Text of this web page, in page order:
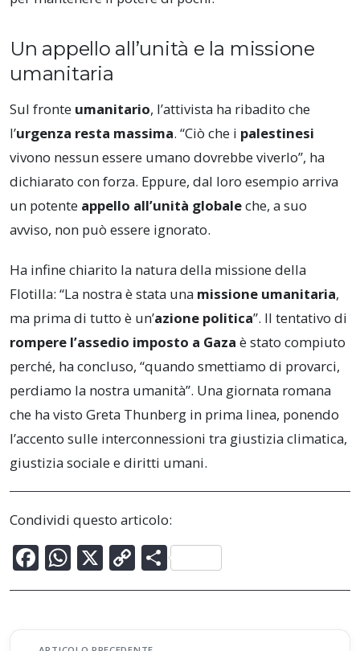
Un appello all’unità e la missione
umanitaria
Sul fronte umanitario, l’attivista ha ribadito che
l’urgenza resta massima. “Ciò che i palestinesi
vivono nessun essere umano dovrebbe viverlo”, ha
dichiarato con forza. Eppure, dal loro esempio arriva
un potente appello all’unità globaleche, a suo
avviso, non può essere ignorato.
Ha infine chiarito la natura della missione della
Flotilla: “La nostra è stata una missione umanitaria,
ma prima di tutto è un’azione politica”. Il tentativo di
rompere l’assedio imposto a Gaza è stato compiuto
perché, ha concluso, “quando smettiamo di provarci,
perdiamo la nostra umanità”. Una giornata romana
che ha visto Greta Thunberg in prima linea, ponendo
l’accento sulle interconnessioni tra giustizia climatica,
giustizia sociale e diritti umani.
Condividi questo articolo:
F
ac
b
W
h
s
X C
o
y
C
o
di
Post